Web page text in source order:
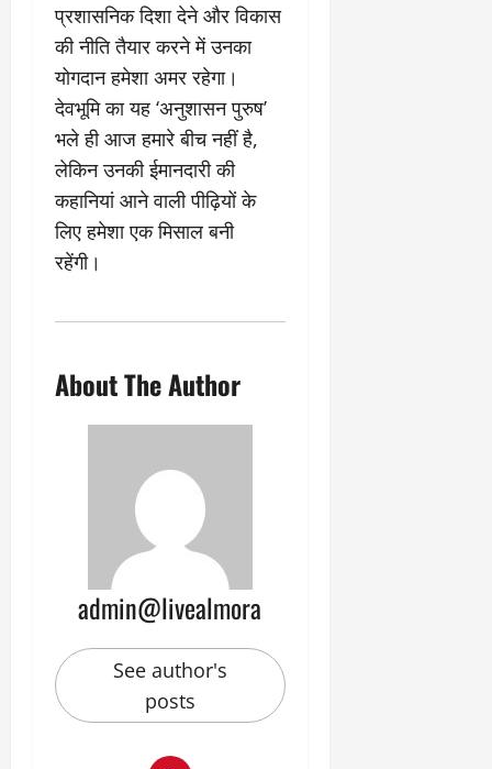
प्रशासनिक दिशा देने और विकास
की नीति तैयार करने में उनका
योगदान हमेशा अमर रहेगा।
देवभूमि का यह ‘अनुशासन पुरुष’
भले ही आज हमारे बीच नहीं है,
लेकिन उनकी ईमानदारी की
कहानियां आने वाली पीढ़ियों के
लिए हमेशा एक मिसाल बनी
रहेंगी।
About The Author
admin@livealmora
See author's
posts